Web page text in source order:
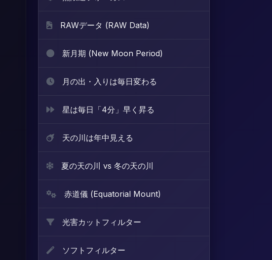
RAWデータ (RAW Data)
新月期 (New Moon Period)
月の出・入りは毎日変わる
星は毎日「4分」早く昇る
天の川は年中見える
夏の天の川 vs 冬の天の川
赤道儀 (Equatorial Mount)
光害カットフィルター
ソフトフィルター